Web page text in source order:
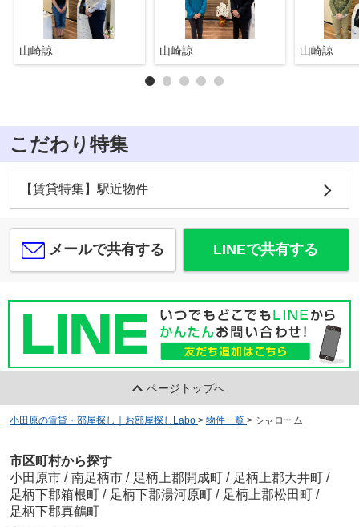
山崎諒 山崎諒 山崎諒
こだわり特集
【賃貸特集】駅近物件
メールで共有する LINEで共有する
ページトップへ
小田原の賃貸・部屋探し｜お部屋探しLabo > 物件一覧 > シャローム
市区町村から探す
小田原市 / 南足柄市 / 足柄上郡開成町 / 足柄上郡大井町 /
足柄下郡箱根町 / 足柄下郡湯河原町 / 足柄上郡松田町 /
足柄下郡真鶴町